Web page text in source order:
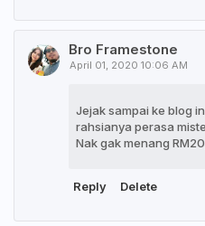
Bro Framestone
April 01, 2020 10:06 AM
Jejak sampai ke blog
rahsianya perasa
Nak gak menang
Reply Delete